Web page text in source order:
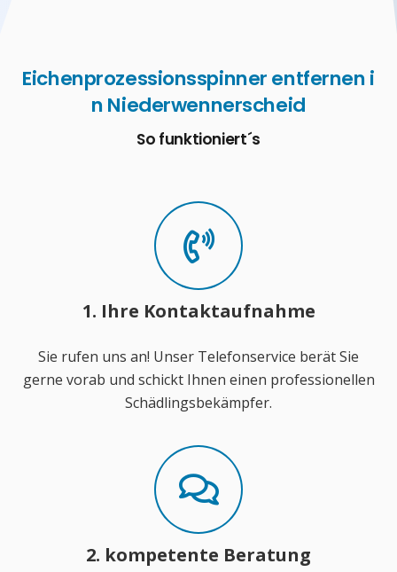
Eichenprozessionsspinner entfernen i
n Niederwennerscheid
So funktioniert´s
1. Ihre Kontaktaufnahme
Sie rufen uns an! Unser Telefonservice berät Sie
gerne vorab und schickt Ihnen einen professionellen
Schädlingsbekämpfer.
2. kompetente Beratung